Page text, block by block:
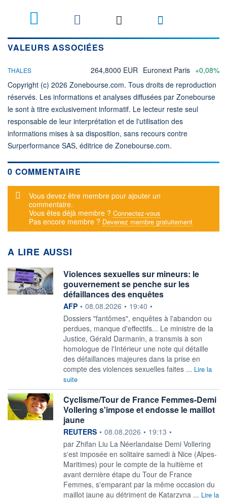
VALEURS ASSOCIÉES
THALES 264,8000 EUR Euronext Paris +0,08%
Copyright (c) 2026 Zonebourse.com. Tous droits de reproduction
réservés. Les informations et analyses diffusées par Zonebourse
le sont à titre exclusivement informatif. Le lecteur reste seul
responsable de leur interprétation et de l'utilisation des
informations mises à sa disposition, sans recours contre
Surperformance SAS, éditrice de Zonebourse.com.
0 COMMENTAIRE
Message d'alerte
Vous devez être membre pour ajouter un
commentaire.
Vous êtes déjà membre ? Connectez-vous
Pas encore membre ? Devenez membre gratuitement
A LIRE AUSSI
Violences sexuelles sur mineurs: le
gouvernement se penche sur les
défaillances des enquêtes
information fournie par
AFP • 08.08.2026 • 19:40 •
Dossiers "fantômes", enquêtes à l'abandon ou
perdues, manque d'effectifs... Le ministre de la
Justice, Gérald Darmanin, a transmis à son
homologue de l'Intérieur une note qui détaille
des défaillances majeures dans la prise en
compte des violences sexuelles faites ... Lire la
suite
Cyclisme/Tour de France Femmes-Demi
Vollering s'impose et endosse le maillot
jaune
information fournie par
REUTERS • 08.08.2026 • 19:13 •
par Zhifan Liu La Néerlandaise Demi Vollering
s'est imposée en solitaire ‌samedi à Nice (Alpes-
Maritimes) pour le compte de la huitième et
avant dernière étape du Tour de France
Femmes, s'emparant par la même ​occasion du
maillot jaune au détriment de Katarzyna ... Lire la